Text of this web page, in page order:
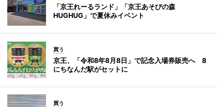
「京王れーるランド」「京王あそびの森
HUGHUG」で夏休みイベント
買う
京王、「令和8年8月8日」で記念入場券販売へ 8
にちなんだ駅がセットに
買う